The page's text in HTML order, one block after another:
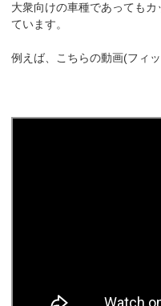
大衆向けの車種であっても
ています。
例えば、こちらの動画(フィッ